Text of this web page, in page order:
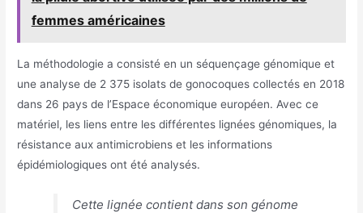
femmes américaines
La méthodologie a consisté en un séquençage génomique et
une analyse de 2 375 isolats de gonocoques collectés en 2018
dans 26 pays de l’Espace économique européen. Avec ce
matériel, les liens entre les différentes lignées génomiques, la
résistance aux antimicrobiens et les informations
épidémiologiques ont été analysés.
Cette lignée contient dans son génome